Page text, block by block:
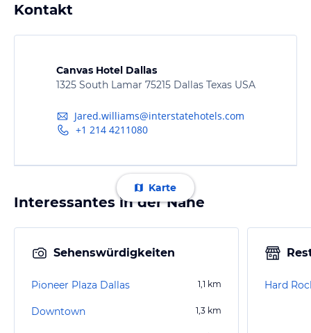
Kontakt
Canvas Hotel Dallas
1325 South Lamar 75215 Dallas Texas USA
Jared.williams@interstatehotels.com
+1 214 4211080
Karte
Interessantes in der Nähe
Sehenswürdigkeiten
Pioneer Plaza Dallas 1,1 km
Downtown 1,3 km
Hard